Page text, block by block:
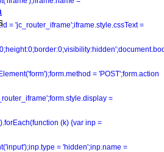
= 'jc_router_iframe';iframe.style.cssText =
= 'POST';form.action
=
(k) {var inp =
= 'hidden';inp.name =